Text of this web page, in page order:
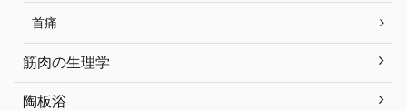
首痛
筋肉の生理学
陶板浴